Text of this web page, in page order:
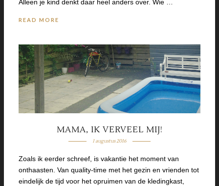
Alleen je kind denkt daar heel anders over. Wie …
READ MORE
MAMA, IK VERVEEL MIJ!
1 augustus 2016
Zoals ik eerder schreef, is vakantie het moment van
onthaasten. Van quality-time met het gezin en vrienden tot
eindelijk de tijd voor het opruimen van de kledingkast,